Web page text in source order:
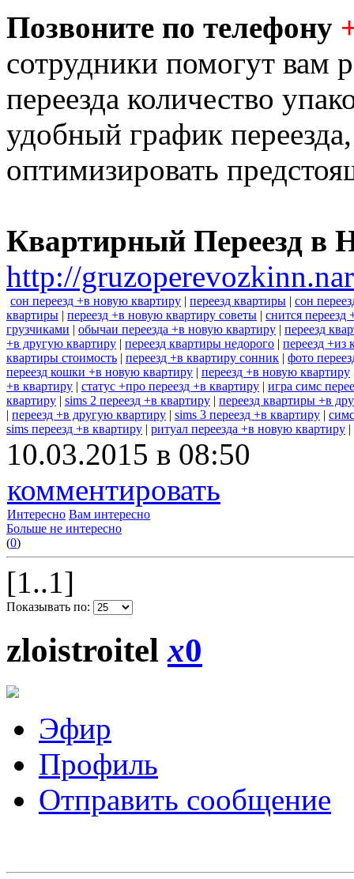
Позвоните по телефону
сотрудники помогут вам
переезда количество
удобный график
оптимизировать
Квартирный Переезд в
http://
сон переезд +в новую квартиру | переезд квартиры | сон
квартиры | переезд +в новую квартиру советы | снится переезд
грузчиками | обычаи переезда +в новую квартиру | переезд
+в другую квартиру | переезд квартиры недорого | переезд +из
квартиры стоимость | переезд +в квартиру сонник | фото
переезд кошки +в новую квартиру | переезд +в новую квартиру
+в квартиру | статус +про переезд +в квартиру | игра симс
квартиру | sims 2 переезд +в квартиру | переезд квартиры +в
| переезд +в другую квартиру | sims 3 переезд +в квартиру |
sims переезд +в квартиру | ритуал переезда +в новую квартиру |
10.03.2015 в 08:50
комментировать
Интересно Вам интересно
Больше не интересно
(0)
[1..1]
Показывать по:
zloistroitelx0
Эфир
Профиль
Отправить сообщение